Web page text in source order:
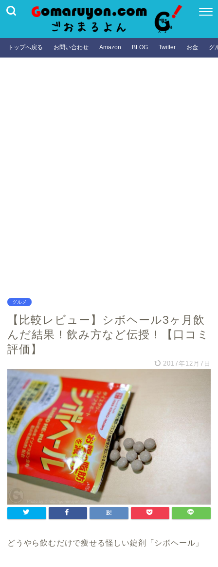
トップへ戻る お問い合わせ Amazon BLOG Twitter お金 グ
グルメ
【比較レビュー】シボヘール3ヶ月飲
んだ結果！飲み方など伝授！【口コミ
評価】
2017年12月7日
どうやら飲むだけで痩せる怪しい錠剤「シボヘール」